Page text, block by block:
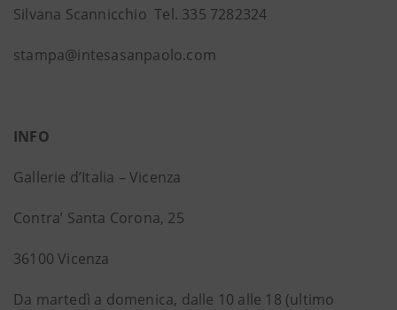
Silvana Scannicchio Tel. 335 7282324
stampa@intesasanpaolo.com
INFO
Gallerie d’Italia – Vicenza
Contra’ Santa Corona, 25
36100 Vicenza
Da martedì a domenica, dalle 10 alle 18 (ultimo